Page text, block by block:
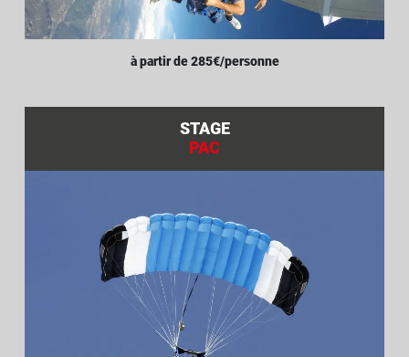
à partir de 285€/personne
STAGE
PAC